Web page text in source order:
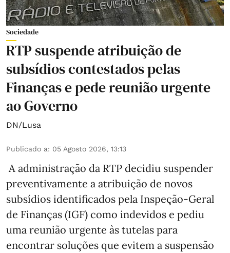
Sociedade
RTP suspende atribuição de
subsídios contestados pelas
Finanças e pede reunião urgente
ao Governo
DN/Lusa
Publicado a: 05 Agosto 2026, 13:13
A administração da RTP decidiu suspender
preventivamente a atribuição de novos
subsídios identificados pela Inspeção-Geral
de Finanças (IGF) como indevidos e pediu
uma reunião urgente às tutelas para
encontrar soluções que evitem a suspensão